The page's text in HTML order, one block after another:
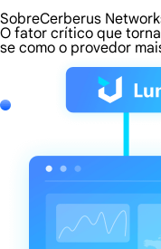
SobreCerberus
O fator crítico que
se como o provedor